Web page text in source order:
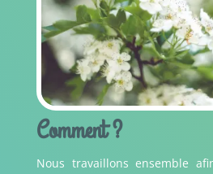
Comment ?
Nous travaillons ensemble